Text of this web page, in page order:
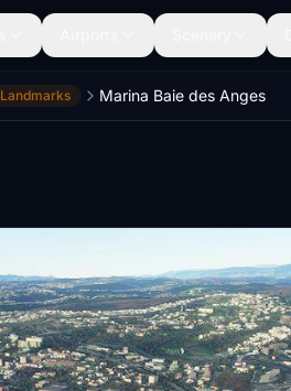
Landmarks Marina Baie des Anges